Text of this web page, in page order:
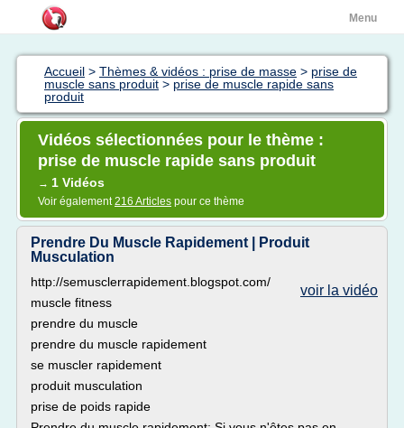
Menu
Accueil > Thèmes & vidéos : prise de masse > prise de
muscle sans produit > prise de muscle rapide sans
produit
Vidéos sélectionnées pour le thème :
prise de muscle rapide sans produit
→ 1 Vidéos
Voir également216 Articles pour ce thème
Prendre Du Muscle Rapidement | Produit
Musculation
voir la vidéo
http://semusclerrapidement.blogspot.com/
muscle fitness
prendre du muscle
prendre du muscle rapidement
se muscler rapidement
produit musculation
prise de poids rapide